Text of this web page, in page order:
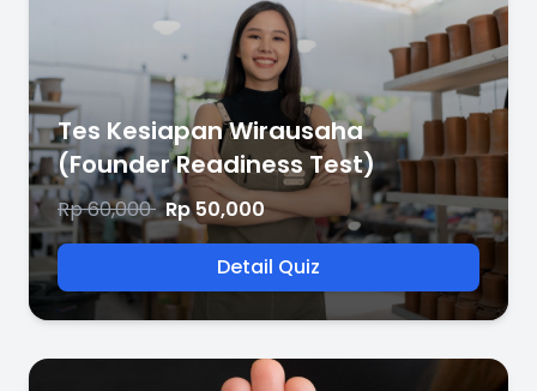
Tes Kesiapan Wirausaha
(Founder Readiness Test)
Rp 60,000 Rp 50,000
Detail Quiz